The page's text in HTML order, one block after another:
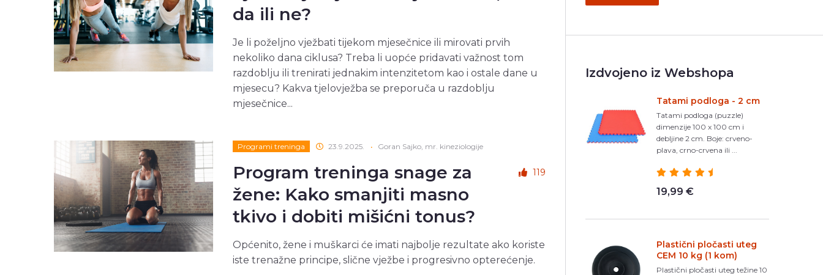
da ili ne?
Je li poželjno vježbati tijekom mjesečnice ili mirovati prvih
nekoliko dana ciklusa? Treba li uopće pridavati važnost tom
razdoblju ili trenirati jednakim intenzitetom kao i ostale dane u
mjesecu? Kakva tjelovježba se preporuča u razdoblju
mjesečnice...
Programi treninga 23.9.2025. • Goran Sajko, mr. kineziologije
Program treninga snage za
žene: Kako smanjiti masno
tkivo i dobiti mišićni tonus?
119
Općenito, žene i muškarci će imati najbolje rezultate ako koriste
iste trenažne principe, slične vježbe i progresivno opterećenje.
Izdvojeno iz Webshopa
Tatami podloga - 2 cm
Tatami podloga (puzzle)
dimenzije 100 x 100 cm i
debljine 2 cm. Boje: crveno-
plava, crno-crvena ili ...
19,99 €
Plastični pločasti uteg
CEM 10 kg (1 kom)
Plastični pločasti uteg težine 10